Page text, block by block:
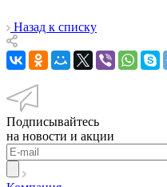
Назад к списку
Подписывайтесь
на новости и акции